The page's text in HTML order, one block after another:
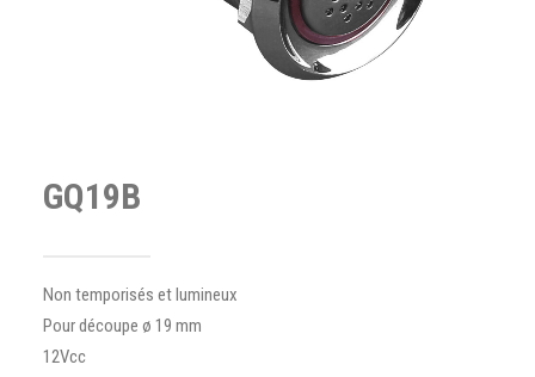
GQ19B
Non temporisés et lumineux
Pour découpe ø 19 mm
12Vcc